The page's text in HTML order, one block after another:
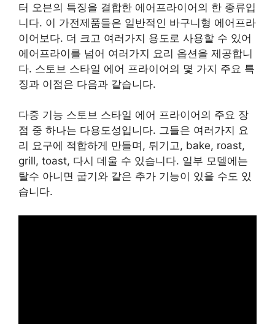
터 오븐의 특징을 결합한 에어프라이어의 한 종류입
니다. 이 가전제품들은 일반적인 바구니형 에어프라
이어보다. 더 크고 여러가지 용도로 사용할 수 있어
에어프라이를 넘어 여러가지 요리 옵션을 제공합니
다. 스토브 스타일 에어 프라이어의 몇 가지 주요 특
징과 이점은 다음과 같습니다.
다중 기능 스토브 스타일 에어 프라이어의 주요 장
점 중 하나는 다용도성입니다. 그들은 여러가지 요
리 요구에 적합하게 만들며, 튀기고, bake, roast,
grill, toast, 다시 데울 수 있습니다. 일부 모델에는
탈수 아니면 굽기와 같은 추가 기능이 있을 수도 있
습니다.